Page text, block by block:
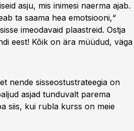
asju, mis inimesi naerma ajab.
ta saama hea emotsiooni,“
imeodavaid plaastreid. Ostja
eest! Kõik on ära müüdud, väga
nende sisseostustrateegia on
asjad tunduvalt parema
siis, kui rubla kurss on meie